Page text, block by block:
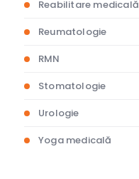
Reabilitare medicală
Reumatologie
RMN
Stomatologie
Urologie
Yoga medicală